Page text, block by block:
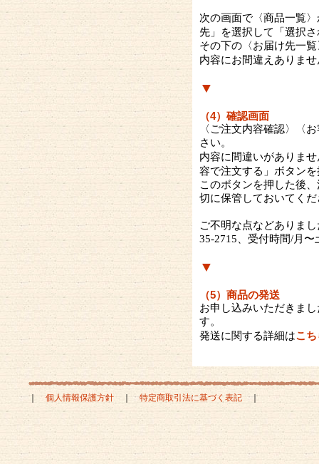
次の画面で〈商品一覧
先」 を選択して 「選択
その下の〈お届け先一
内容にお間違えありま
▼
（4）確認画面
〈ご注文内容確認〉〈
さい。
内容に間違いがありま
容で注文する」 ボタン
このボタンを押した後
切に保管しておいてく
ご不明な点などありま
35-2715、受付時間/月
▼
（5）商品の発送
お申し込みいただきま
す。
発送に関する詳細はこ
｜ 個人情報保護方針 ｜ 特定商取引法に基づく表記 ｜